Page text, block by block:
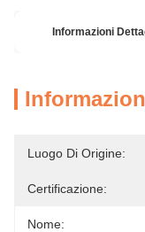
Informazioni
Luogo Di Origine:
Certificazione:
Nome: